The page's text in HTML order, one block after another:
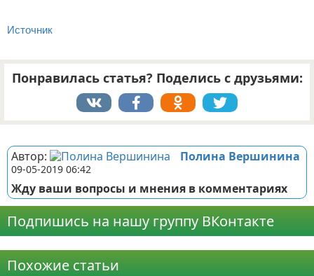
Источник
Понравилась статья? Поделись с друзьями:
Автор: Полина Вершинина
09-05-2019 06:42
Жду ваши вопросы и мнения в комментариях
Подпишись на нашу группу ВКонтакте
Похожие статьи